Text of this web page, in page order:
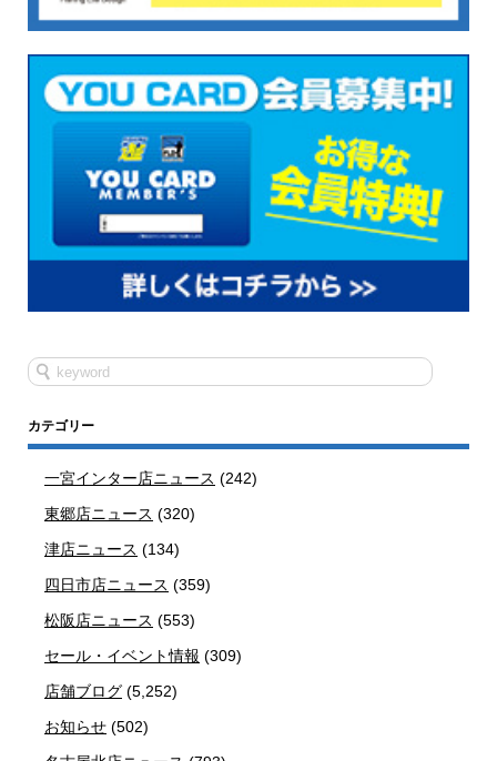
カテゴリー
一宮インター店ニュース (242)
東郷店ニュース (320)
津店ニュース (134)
四日市店ニュース (359)
松阪店ニュース (553)
セール・イベント情報 (309)
店舗ブログ (5,252)
お知らせ (502)